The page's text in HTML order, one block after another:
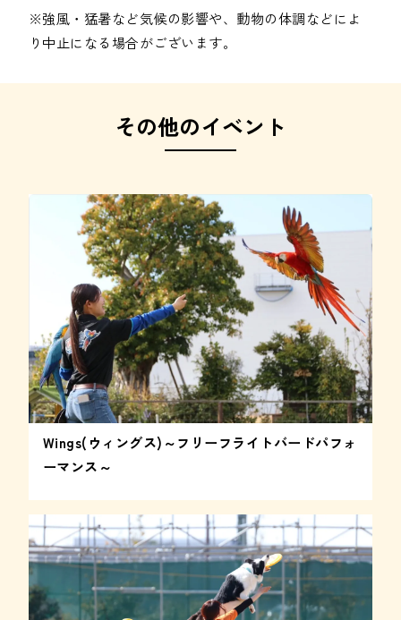
※強風・猛暑など気候の影響や、動物の体調などによ
り中止になる場合がございます。
その他のイベント
Wings(ウィングス)～フリーフライトバードパフォ
ーマンス～